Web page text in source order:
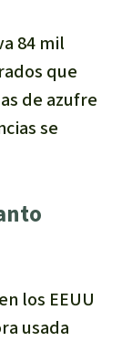
84 mil
que
de azufre
se
los EEUU
usada